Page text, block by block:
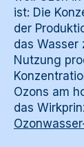
ist: Die
der
das Wasser
Nutzung
Ozons am
das